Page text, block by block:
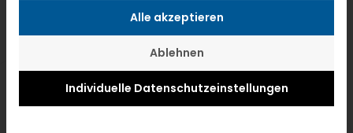
Sie sehen gerade einen Platzhalterinhalt von
Google Maps API. Um auf den eigentlichen Inhalt
zuzugreifen, klicken Sie auf den Button unten. Bitte
beachten Sie, dass dabei Daten an Drittanbieter
weitergegeben werden.
Alle akzeptieren
Ablehnen
Individuelle Datenschutzeinstellungen